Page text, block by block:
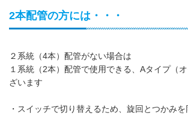
2本配管の方には・・・
２系統（4本）配管がない場合は
１系統（2本）配管で使用できる、Aタイプ（
ざいます
・スイッチで切り替えるため、旋回とつかみ